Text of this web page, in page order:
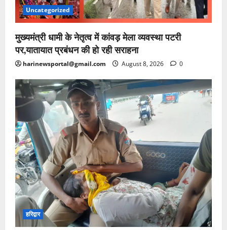
Uncategorized
मुख्यमंत्री धामी के नेतृत्व में कांवड़ मेला व्यवस्था पटरी
पर,यातायात प्रबंधन की हो रही सराहना
harinewsportal@gmail.com August 8, 2026 0
हरिद्वार